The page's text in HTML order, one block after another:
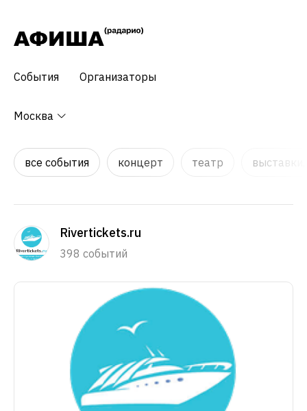
События Организаторы
Москва
все события концерт театр
Rivertickets.ru
398 событий